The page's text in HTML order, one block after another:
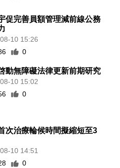
促完善員額管理減前線公務
10 15:26
0
動無障礙法律更新前期研究
10 15:02
0
次治療輪候時間擬縮短至3
10 14:51
0